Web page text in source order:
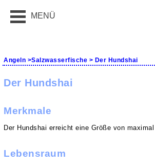
MENÜ
Angeln >Salzwasserfische > Der Hundshai
Der Hundshai
Merkmale
Der Hundshai erreicht eine Größe von
Lebensraum